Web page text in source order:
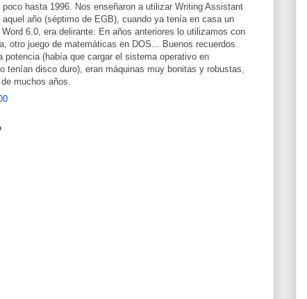
poco hasta 1996. Nos enseñaron a utilizar Writing Assistant
año (séptimo de EGB), cuando ya tenía en casa un
6.0, era delirante. En años anteriores lo utilizamos con
otro juego de matemáticas en DOS... Buenos recuerdos.
potencia (había que cargar el sistema operativo en
tenían disco duro), eran máquinas muy bonitas y robustas,
muchos años.